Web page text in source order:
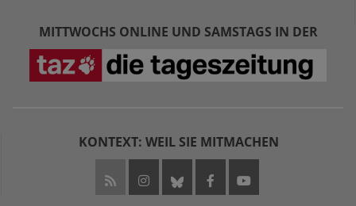
MITTWOCHS ONLINE UND SAMSTAGS IN DER
KONTEXT: WEIL SIE MITMACHEN